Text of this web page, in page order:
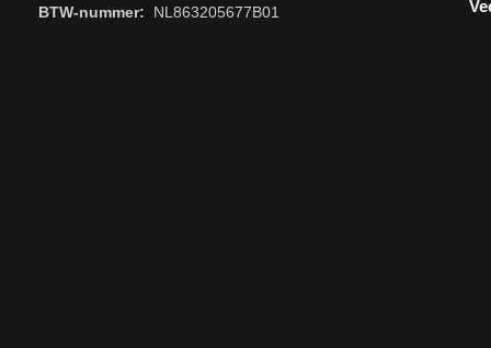
BTW-nummer: NL863205677B01